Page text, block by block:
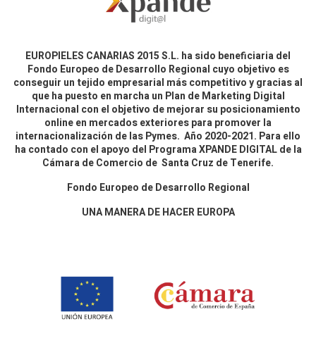
EUROPIELES CANARIAS 2015 S.L. ha sido beneficiaria del
Fondo Europeo de Desarrollo Regional cuyo objetivo es
conseguir un tejido empresarial más competitivo y gracias al
que ha puesto en marcha un Plan de Marketing Digital
Internacional con el objetivo de mejorar su posicionamiento
online en mercados exteriores para promover la
internacionalización de las Pymes. Año 2020-2021. Para ello
ha contado con el apoyo del Programa XPANDE DIGITAL de la
Cámara de Comercio de Santa Cruz de Tenerife.
Fondo Europeo de Desarrollo Regional
UNA MANERA DE HACER EUROPA